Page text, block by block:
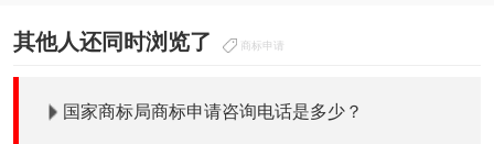
其他人还同时浏览了 商标申请
国家商标局商标申请咨询电话是多少？